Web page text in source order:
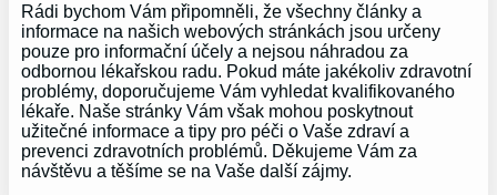
Rádi bychom Vám připomněli, že všechny články a
informace na našich webových stránkách jsou určeny
pouze pro informační účely a nejsou náhradou za
odbornou lékařskou radu. Pokud máte jakékoliv zdravotní
problémy, doporučujeme Vám vyhledat kvalifikovaného
lékaře. Naše stránky Vám však mohou poskytnout
užitečné informace a tipy pro péči o Vaše zdraví a
prevenci zdravotních problémů. Děkujeme Vám za
návštěvu a těšíme se na Vaše další zájmy.